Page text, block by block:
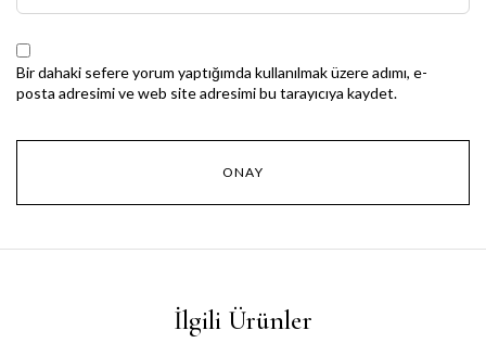
Bir dahaki sefere yorum yaptığımda kullanılmak üzere adımı, e-
posta adresimi ve web site adresimi bu tarayıcıya kaydet.
İlgili Ürünler